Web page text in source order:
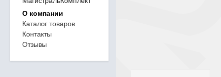
О компании
Каталог товаров
Контакты
Отзывы